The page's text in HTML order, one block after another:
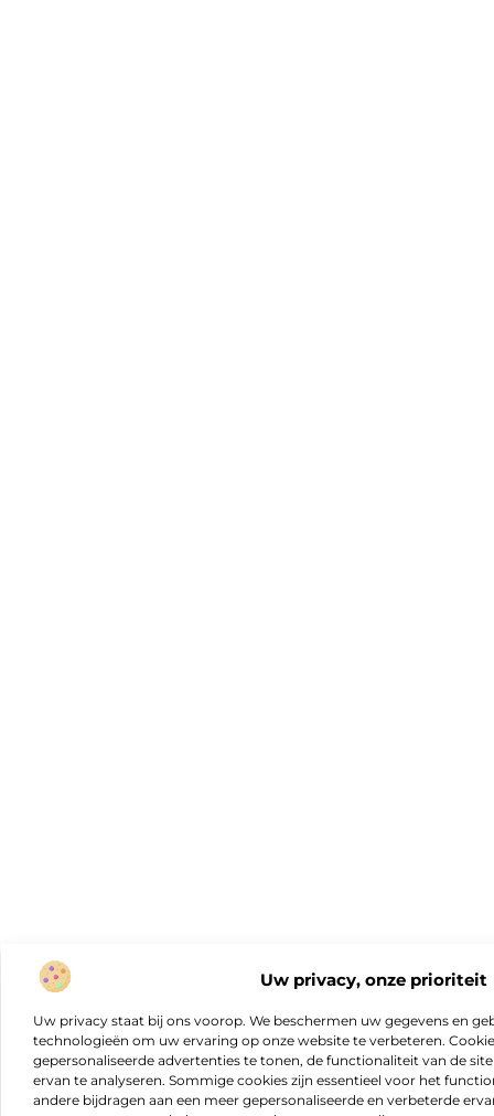
Uw privacy, onze prioriteit
Uw privacy staat bij ons voorop. We beschermen uw gegevens en
technologieën om uw ervaring op onze website te verbeteren.
gepersonaliseerde advertenties te tonen, de functionaliteit van de
ervan te analyseren. Sommige cookies zijn essentieel voor het
andere bijdragen aan een meer gepersonaliseerde en verbeterde